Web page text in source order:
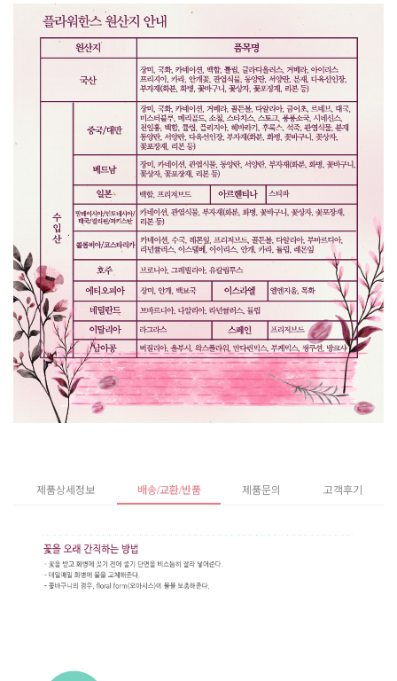
제품상세정보 배송/교환/반품 제품문의 고객후기